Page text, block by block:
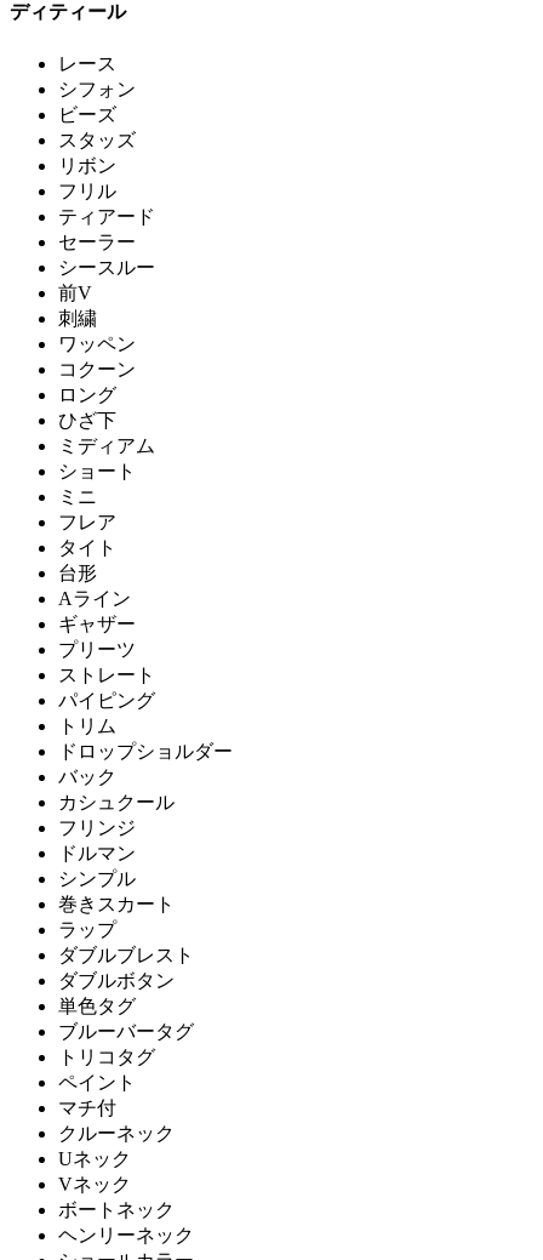
ディティール
レース
シフォン
ビーズ
スタッズ
リボン
フリル
ティアード
セーラー
シースルー
前V
刺繍
ワッペン
コクーン
ロング
ひざ下
ミディアム
ショート
ミニ
フレア
タイト
台形
Aライン
ギャザー
プリーツ
ストレート
パイピング
トリム
ドロップショルダー
バック
カシュクール
フリンジ
ドルマン
シンプル
巻きスカート
ラップ
ダブルブレスト
ダブルボタン
単色タグ
ブルーバータグ
トリコタグ
ペイント
マチ付
クルーネック
Uネック
Vネック
ボートネック
ヘンリーネック